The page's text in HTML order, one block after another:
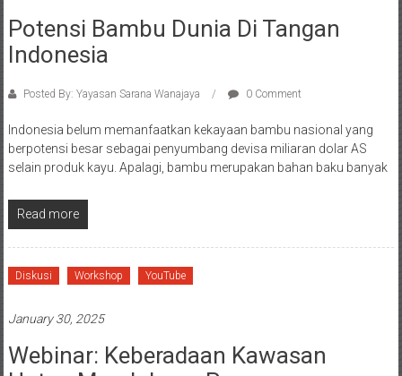
Potensi Bambu Dunia Di Tangan
Indonesia
Posted By: Yayasan Sarana Wanajaya 0 Comment
Indonesia belum memanfaatkan kekayaan bambu nasional yang
berpotensi besar sebagai penyumbang devisa miliaran dolar AS
selain produk kayu. Apalagi, bambu merupakan bahan baku banyak
Read more
Diskusi Workshop YouTube
January 30, 2025
Webinar: Keberadaan Kawasan